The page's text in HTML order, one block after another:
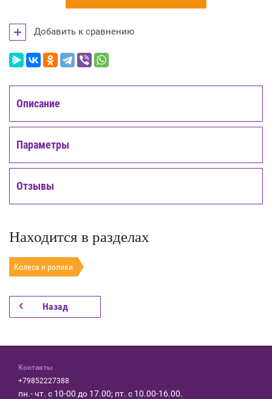
Добавить к сравнению
Описание
Параметры
Отзывы
Находится в разделах
Колеса и ролики
Назад
Контакты
+79852227388
пн.- чт. с 10-00 до 17.00; пт. с 10.00-16.00.